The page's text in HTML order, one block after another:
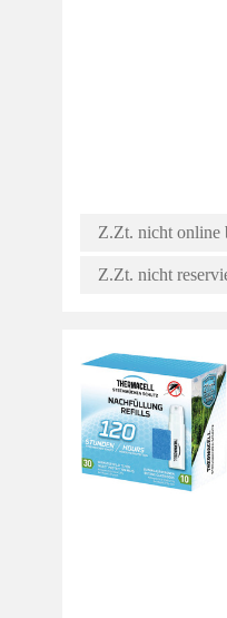
Z.Zt. nicht online
Z.Zt. nicht